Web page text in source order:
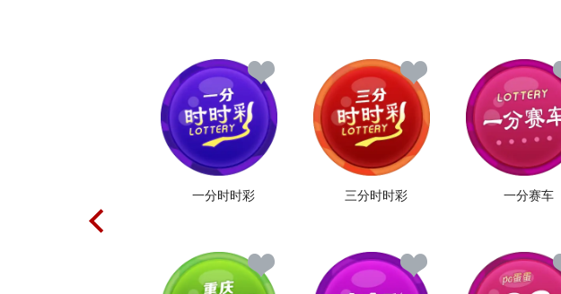
一分时时彩 三分时时彩 一分赛车